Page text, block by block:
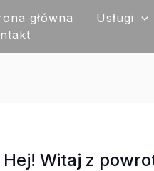
główna Usługi
Hej! Witaj z